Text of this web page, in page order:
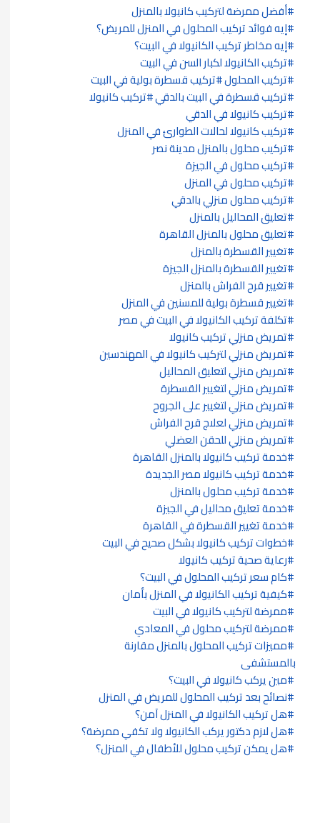
أفضل ممرضة لتركيب كانيولا بالمنزل
إيه فوائد تركيب المحلول في المنزل للمريض؟
إيه مخاطر تركيب الكانيولا في البيت؟
تركيب الكانيولا لكبار السن في البيت
تركيب المحلول تركيب قسطرة بولية في البيت
تركيب قسطرة في البيت بالدقي تركيب كانيولا
تركيب كانيولا في الدقي
تركيب كانيولا لحالات الطوارئ في المنزل
تركيب محلول بالمنزل مدينة نصر
تركيب محلول في الجيزة
تركيب محلول في المنزل
تركيب محلول منزلي بالدقي
تعليق المحاليل بالمنزل
تعليق محلول بالمنزل القاهرة
تغيير القسطرة بالمنزل
تغيير القسطرة بالمنزل الجيزة
تغيير قرح الفراش بالمنزل
تغيير قسطرة بولية للمسنين في المنزل
تكلفة تركيب الكانيولا في البيت في مصر
تمريض منزلي تركيب كانيولا
تمريض منزلي لتركيب كانيولا في المهندسين
تمريض منزلي لتعليق المحاليل
تمريض منزلي لتغيير القسطرة
تمريض منزلي لتغيير على الجروح
تمريض منزلي لعلاج قرح الفراش
تمريض منزلي للحقن العضلي
خدمة تركيب كانيولا بالمنزل القاهرة
خدمة تركيب كانيولا مصر الجديدة
خدمة تركيب محلول بالمنزل
خدمة تعليق محاليل في الجيزة
خدمة تغيير القسطرة في القاهرة
خطوات تركيب كانيولا بشكل صحيح في البيت
رعاية صحية تركيب كانيولا
كام سعر تركيب المحلول في البيت؟
كيفية تركيب الكانيولا في المنزل بأمان
ممرضة لتركيب كانيولا في البيت
ممرضة لتركيب محلول في المعادي
مميزات تركيب المحلول بالمنزل مقارنة
بالمستشفى
مين يركب كانيولا في البيت؟
نصائح بعد تركيب المحلول للمريض في المنزل
هل تركيب الكانيولا في المنزل آمن؟
هل لازم دكتور يركب الكانيولا ولا تكفي ممرضة؟
هل يمكن تركيب محلول للأطفال في المنزل؟